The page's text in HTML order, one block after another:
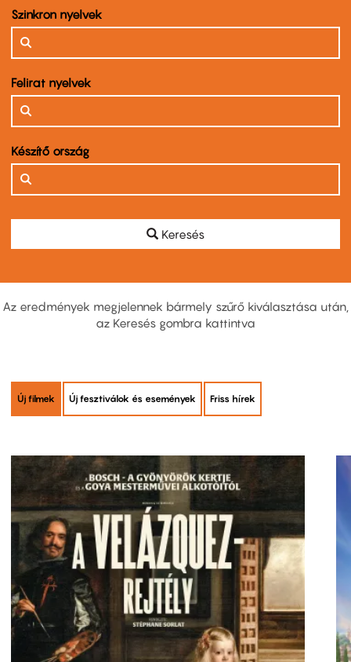
Szinkron nyelvek
Felirat nyelvek
Készítő ország
Keresés
Az eredmények megjelennek bármely szűrő kiválasztása után,
az Keresés gombra kattintva
Új filmek Új fesztiválok és események Friss hírek